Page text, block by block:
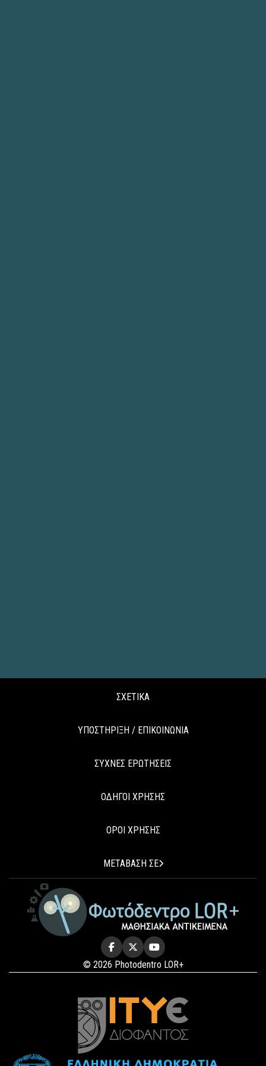
ΣΧΕΤΙΚΑ
ΥΠΟΣΤΗΡΙΞΗ / ΕΠΙΚΟΙΝΩΝΙΑ
ΣΥΧΝΕΣ ΕΡΩΤΗΣΕΙΣ
ΟΔΗΓΟΙ ΧΡΗΣΗΣ
ΟΡΟΙ ΧΡΗΣΗΣ
ΜΕΤΑΒΑΣΗ ΣΕ
© 2026 Photodentro LOR+